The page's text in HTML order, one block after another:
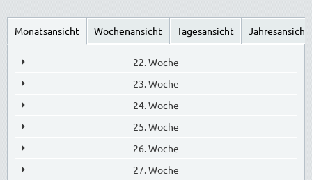
Monatsansicht Wochenansicht Tagesansicht Jahresansicht
22. Woche
23. Woche
24. Woche
25. Woche
26. Woche
27. Woche